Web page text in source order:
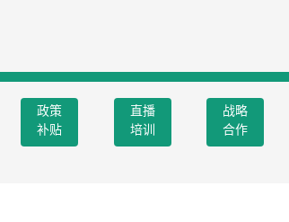
政策
补贴
直播
培训
战略
合作